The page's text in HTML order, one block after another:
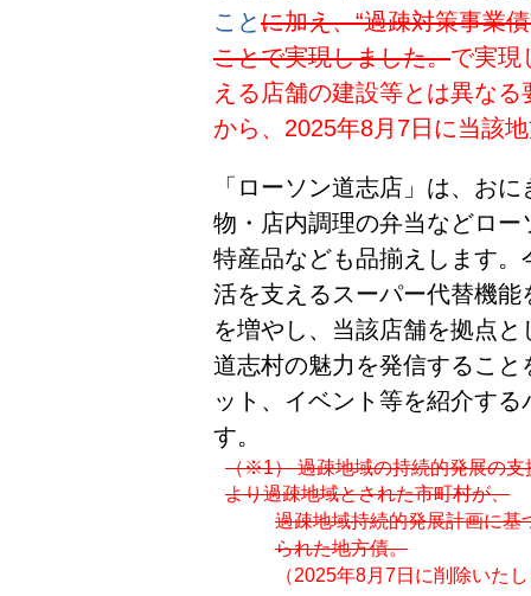
ことに加え、“過疎対策事業債
ことで実現しました。で実現
える店舗の建設等とは異な
から、2025年8月7日に当該
「ローソン道志店」は、お
物・店内調理の弁当などロ
特産品なども品揃えします
活を支えるスーパー代替機
を増やし、当該店舗を拠点
道志村の魅力を発信するこ
ット、イベント等を紹介す
す。
（※1） 過疎地域の持続的発展の
より過疎地域とされた市町村が、
過疎地域持続的発展計画に基
られた地方債。
（2025年8月7日に削除いた